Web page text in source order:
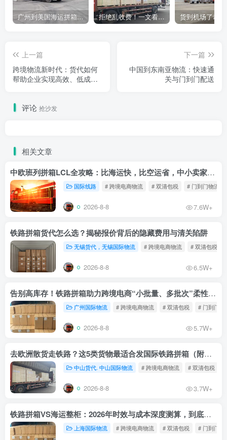
广州到美国海运拼箱多少钱？2024年最新运费构成+隐藏费用避坑指南 拒绝乱收费！一文看懂中国货代计费套路，教你避开所有隐形坑
上一篇
跨境物流新时代：货代如何
帮助企业实现高效、低成本
下一篇
中国到东南亚物流：快速通
关与门到门配送
评论 抢沙发
相关文章
中欧班列拼箱LCL全攻略：比海运快，比空运省，中小卖家的物流新宠！
国际线路 # 跨境电商物流 # 双清包税 # 门到门物流
2026-8-8 7.6W+
铁路拼箱货代怎么选？揭秘报价背后的隐藏费用与清关陷阱
无锡货代，无锡国际物流 # 跨境电商物流 # 双清包税
2026-8-8 6.5W+
告别高库存！铁路拼箱助力跨境电商“小批量、多批次”柔性补货
广州国际物流 # 跨境电商物流 # 双清包税 # 门到门物
2026-8-8 5.7W+
去欧洲散货走铁路？这5类货物最适合发国际铁路拼箱（附禁运清单）
中山货代. 中山国际物流 # 跨境电商物流 # 双清包税
2026-8-8 3.7W+
铁路拼箱VS海运整柜：2026年时效与成本深度测算，到底能省多少钱？
上海国际物流 # 跨境电商物流 # 双清包税 # 门到门物